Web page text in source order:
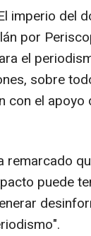
imperio del
por
el
sobre
con el
remarcado
puede